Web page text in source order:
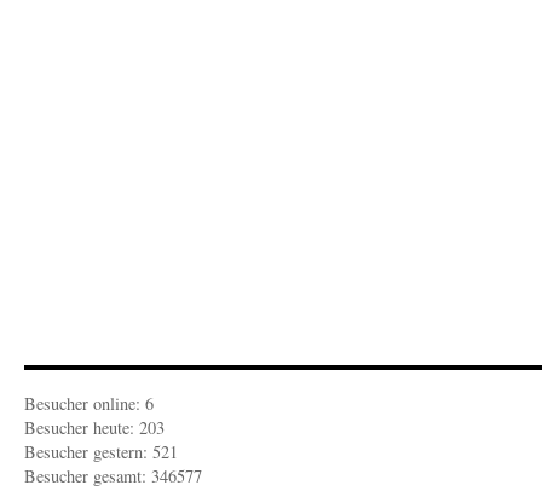
Besucher online: 6
Besucher heute: 203
Besucher gestern: 521
Besucher gesamt: 346577